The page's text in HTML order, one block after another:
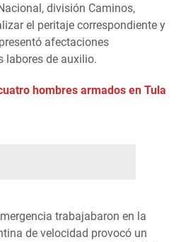
división Caminos,
el peritaje correspondiente y
afectaciones
labores de auxilio.
hombres armados en Tula
trabajabaron en la
de velocidad provocó un